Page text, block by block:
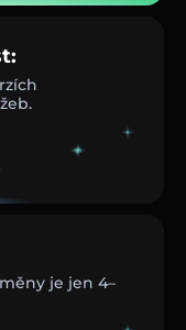
je jen 4–